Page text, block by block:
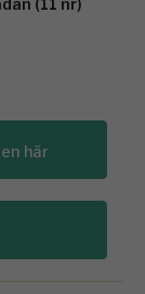
(11 nr)
här